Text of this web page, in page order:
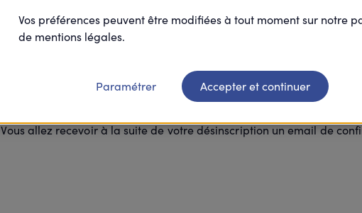
Votre inscription à cette action est
Vous allez recevoir à la suite de votre désinscription un email de
Vos préférences peuvent être modifiées à tout moment sur notre
de mentions légales.
Paramétrer Accepter et continuer